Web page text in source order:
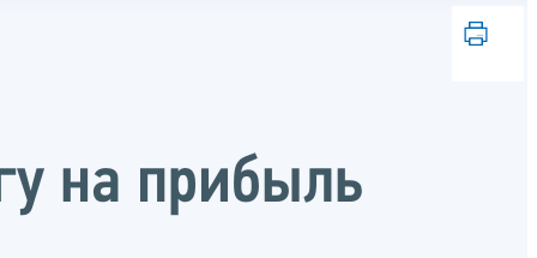
на прибыль